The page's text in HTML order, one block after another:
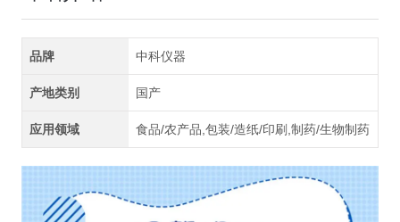
品牌 中科仪器
产地类别 国产
应用领域 食品/农产品,包装/造纸/印刷,制药/生物制药